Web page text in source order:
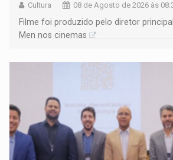
Cultura 08 de Agosto de 2026 às
Filme foi produzido pelo diretor
Men nos cinemas